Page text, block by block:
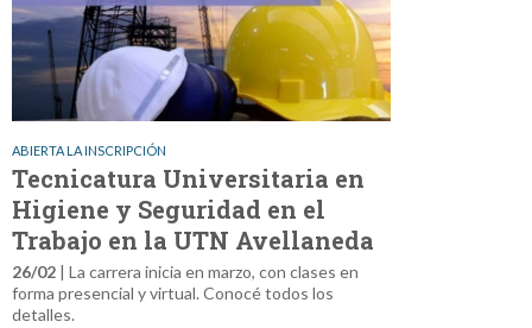
ABIERTA LA INSCRIPCIÓN
Tecnicatura Universitaria en
Higiene y Seguridad en el
Trabajo en la UTN Avellaneda
26/02 | La carrera inicia en marzo, con clases en
forma presencial y virtual. Conocé todos los
detalles.